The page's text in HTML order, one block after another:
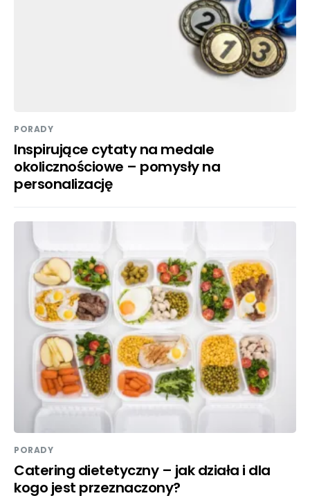
PORADY
Inspirujące cytaty na medale
okolicznościowe – pomysły na
personalizację
PORADY
Catering dietetyczny – jak działa i dla
kogo jest przeznaczony?